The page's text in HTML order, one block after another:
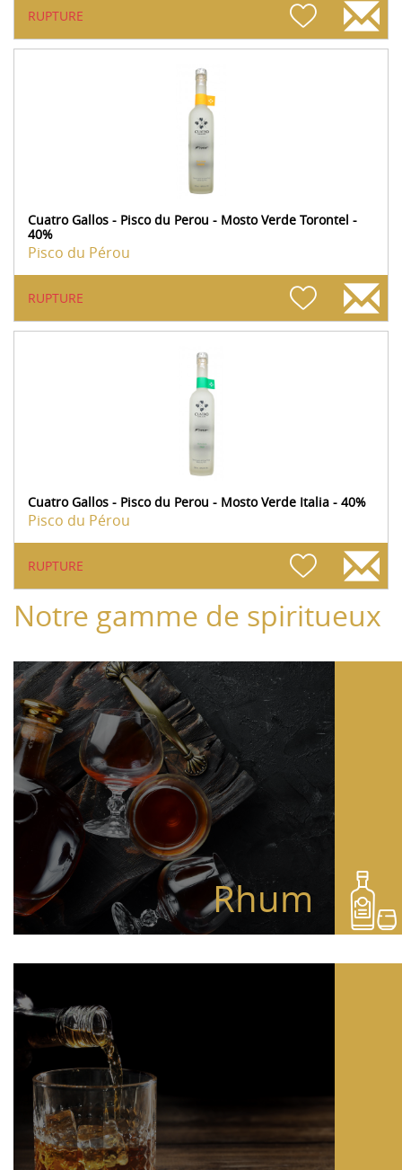
RUPTURE
Cuatro Gallos - Pisco du Perou - Mosto Verde Torontel -
40%
Pisco du Pérou
RUPTURE
Cuatro Gallos - Pisco du Perou - Mosto Verde Italia - 40%
Pisco du Pérou
RUPTURE
Notre gamme de spiritueux
Rhum